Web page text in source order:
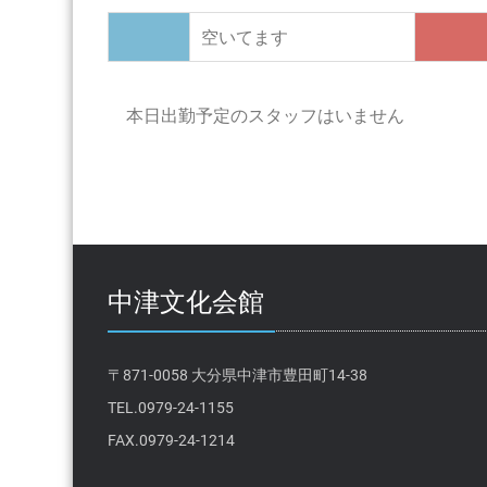
空いてます
本日出勤予定のスタッフはいません
中津文化会館
〒871-0058 大分県中津市豊田町14-38
TEL.0979-24-1155
FAX.0979-24-1214